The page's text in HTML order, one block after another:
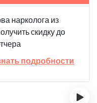
нарколога из
скидку до
подробности
›